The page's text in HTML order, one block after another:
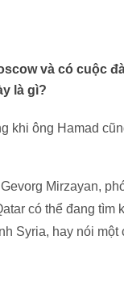
và có cuộc
là gì?
khi ông Hamad
Mirzayan,
có thể đang tìm
Syria, hay nói một